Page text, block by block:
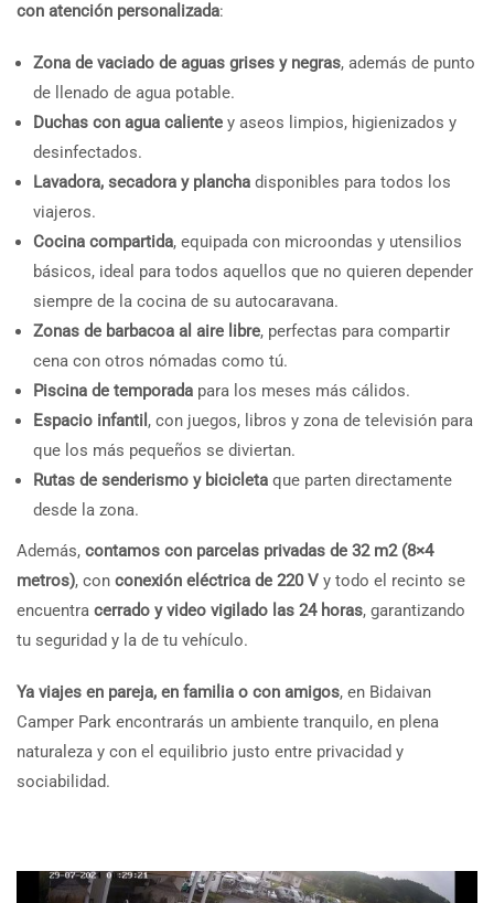
con atención personalizada:
Zona de vaciado de aguas grises y negras, además de punto
de llenado de agua potable.
Duchas con agua caliente y aseos limpios, higienizados y
desinfectados.
Lavadora, secadora y plancha disponibles para todos los
viajeros.
Cocina compartida, equipada con microondas y utensilios
básicos, ideal para todos aquellos que no quieren depender
siempre de la cocina de su autocaravana.
Zonas de barbacoa al aire libre, perfectas para compartir
cena con otros nómadas como tú.
Piscina de temporada para los meses más cálidos.
Espacio infantil , con juegos, libros y zona de televisión para
que los más pequeños se diviertan.
Rutas de senderismo y bicicleta que parten directamente
desde la zona.
Además, contamos con parcelas privadas de 32 m2 (8×4
metros), con conexión eléctrica de 220 V y todo el recinto se
encuentra cerrado y video vigilado las 24 horas, garantizando
tu seguridad y la de tu vehículo.
Ya viajes en pareja, en familia o con amigos, en Bidaivan
Camper Park encontrarás un ambiente tranquilo, en plena
naturaleza y con el equilibrio justo entre privacidad y
sociabilidad.